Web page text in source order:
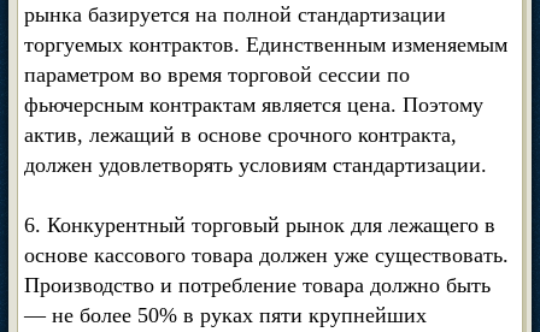
рынка базируется на полной стандартизации
торгуемых контрактов. Единственным изменяемым
параметром во время торговой сессии по
фьючерсным контрактам является цена. Поэтому
актив, лежащий в основе срочного контракта,
должен удовлетворять условиям стандартизации.
6. Конкурентный торговый рынок для лежащего в
основе кассового товара должен уже существовать.
Производство и потребление товара должно быть
— не более 50% в руках пяти крупнейших